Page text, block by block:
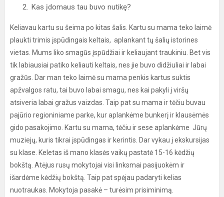
Kas įdomaus tau buvo nutikę?
Keliavau kartu su šeima po kitas šalis. Kartu su mama teko laimė
plaukti trimis įspūdingais keltais, aplankant tų šalių istorines
vietas. Mums liko smagūs įspūdžiai ir keliaujant traukiniu. Bet vis
tik labiausiai patiko keliauti keltais, nes jie buvo didžiuliai ir labai
gražūs. Dar man teko laimė su mama penkis kartus suktis
apžvalgos ratu, tai buvo labai smagu, nes kai pakyli į viršų
atsiveria labai gražus vaizdas. Taip pat su mama ir tėčiu buvau
pajūrio regioniniame parke, kur aplankėme bunkerį ir klausėmės
gido pasakojimo. Kartu su mama, tėčiu ir sese aplankėme Jūrų
muziejų, kuris tikrai įspūdingas ir kerintis. Dar vykau į ekskursijas
su klase. Keletas iš mano klasės vaikų pastatė 15-16 kėdžių
bokštą. Atėjus rusų mokytojai visi linksmai pasijuokėm ir
išardėme kėdžių bokštą. Taip pat spėjau padaryti kelias
nuotraukas. Mokytoja pasakė – turėsim prisiminimą.